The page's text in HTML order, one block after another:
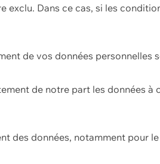
Dans ce cas, si les
de vos données personnelles
de notre part les données à
des données, notamment pour